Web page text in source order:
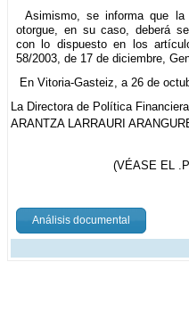
Asimismo, se informa que la
otorgue, en su caso, deberá
con lo dispuesto en los
58/2003, de 17 de diciembre,
En Vitoria-Gasteiz, a 26 de
La Directora de Política
ARANTZA LARRAURI
(VÉASE EL
Análisis documental